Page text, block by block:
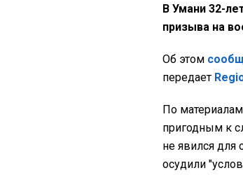
В Умани 32-
призыва на
Об этом
передает
По
пригодным к
не явился для
осудили